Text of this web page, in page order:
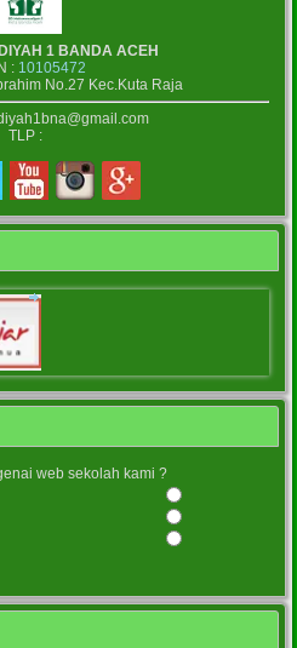
1 BANDA ACEH
: 10105472
No.27 Kec.Kuta Raja
TLP :
web sekolah kami ?